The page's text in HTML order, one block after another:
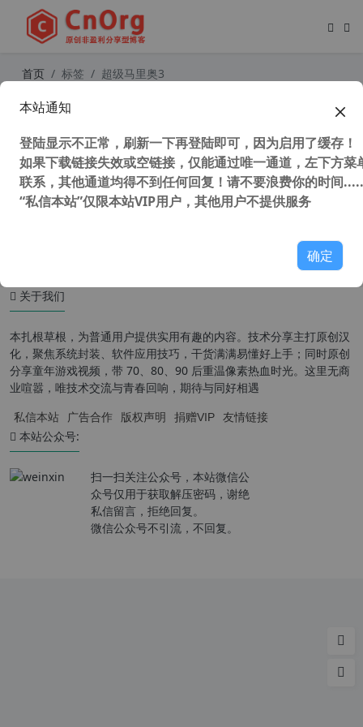
首页 标签 超级马里奥3
关于我们
本扎根草根，为普通用户提供实用有趣的内容。技术分享主打原创汉
化，聚焦系统封装、软件应用技巧，干货满满易懂好上手；同时原创
分享童年游戏视频，带 70、80、90 后重温像素热血时光。这里无商
业喧嚣，唯技术交流与青春回响，期待与同好相遇
私信本站 广告合作 版权声明 捐赠VIP 友情链接
本站公众号:
扫一扫关注公众号，本站微信公
众号仅用于获取解压密码，谢绝
私信留言，拒绝回复。
微信公众号不引流，不回复。
本站通知
登陆显示不正常，刷新一下再登陆即可，因为启用了缓存！
如果下载链接失效或空链接，仅能通过唯一通道，左下方菜
联系，其他通道均得不到任何回复！请不要浪费你的时间
“私信本站”仅限本站VIP用户，其他用户不提供服务
确定